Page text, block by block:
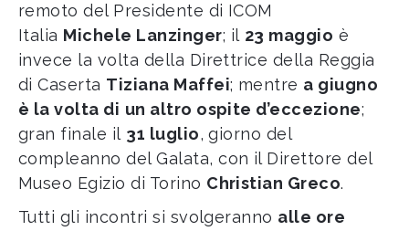
remoto del Presidente di ICOM
Italia Michele Lanzinger; il 23 maggio è
invece la volta della Direttrice della Reggia
di Caserta Tiziana Maffei; mentre a giugno
è la volta di un altro ospite d’eccezione;
gran finale il 31 luglio, giorno del
compleanno del Galata, con il Direttore del
Museo Egizio di Torino Christian Greco.
Tutti gli incontri si svolgeranno alle ore